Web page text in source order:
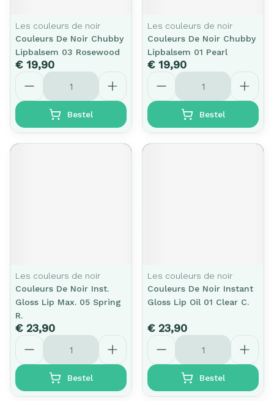
Les couleurs de noir
Couleurs De Noir Chubby
Lipbalsem 03 Rosewood
€ 19,90
Aantal
Bestel
Les couleurs de noir
Couleurs De Noir Chubby
Lipbalsem 01 Pearl
€ 19,90
Aantal
Bestel
Les couleurs de noir
Couleurs De Noir Inst.
Gloss Lip Max. 05 Spring
R.
€ 23,90
Aantal
Bestel
Les couleurs de noir
Couleurs De Noir Instant
Gloss Lip Oil 01 Clear C.
€ 23,90
Aantal
Bestel